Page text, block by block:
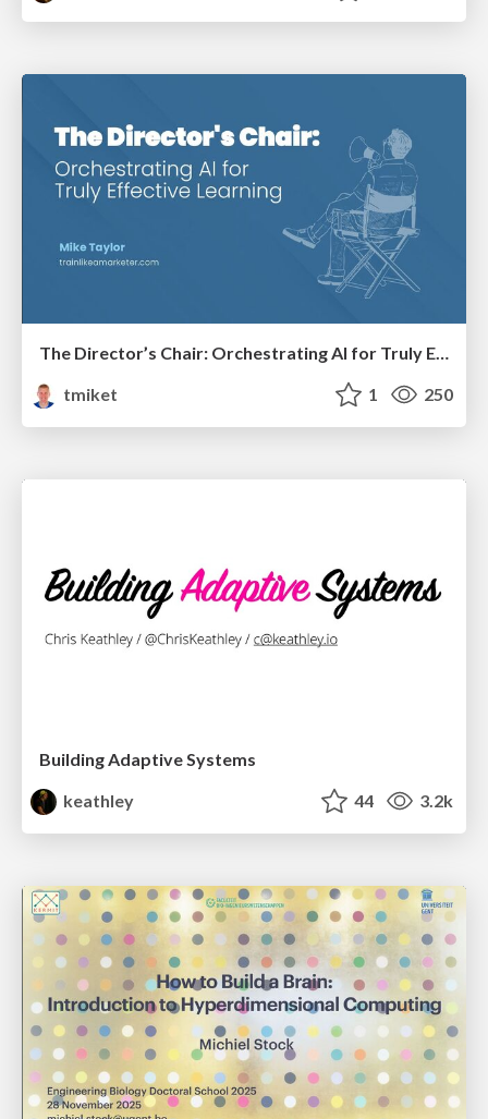
The Director’s Chair: Orchestrating AI for Truly Effective Learning
tmiket
1 250
Building Adaptive Systems
keathley
44 3.2k